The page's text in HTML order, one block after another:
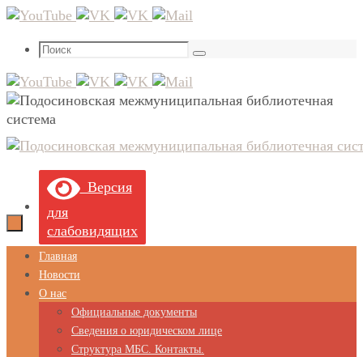
Перейти
содержимому
Что
Поиск
Версия
для
слабовидящих
Перейти
содержимому
Главная
Новости
О нас
Официальные документы
Сведения о юридическом лице
Структура МБС. Контакты.